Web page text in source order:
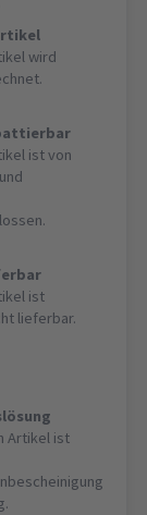
wird
ist von
ist
lieferbar.
Artikel ist